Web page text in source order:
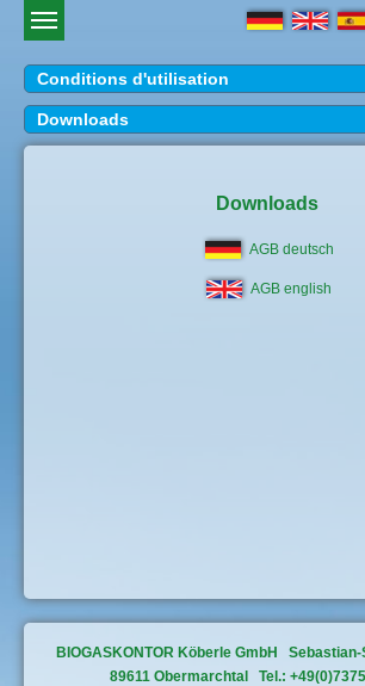
Conditions d'utilisation
Downloads
Downloads
AGB deutsch
AGB english
BIOGASKONTOR Köberle GmbH
89611 Obermarchtal Tel.: